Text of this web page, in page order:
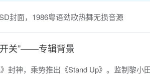
关”——专辑背景
封神，乘势推出《Stand Up》。监制黎